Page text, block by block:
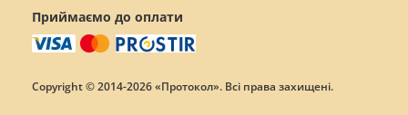
Приймаємо до оплати
Copyright © 2014-2026 «Протокол». Всі права захищені.